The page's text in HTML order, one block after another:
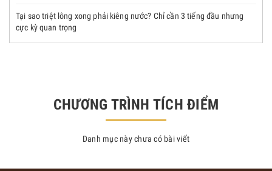
Tại sao triệt lông xong phải kiêng nước? Chỉ cần 3 tiếng đầu nhưng
cực kỳ quan trọng
CHƯƠNG TRÌNH TÍCH ĐIỂM
Danh mục này chưa có bài viết